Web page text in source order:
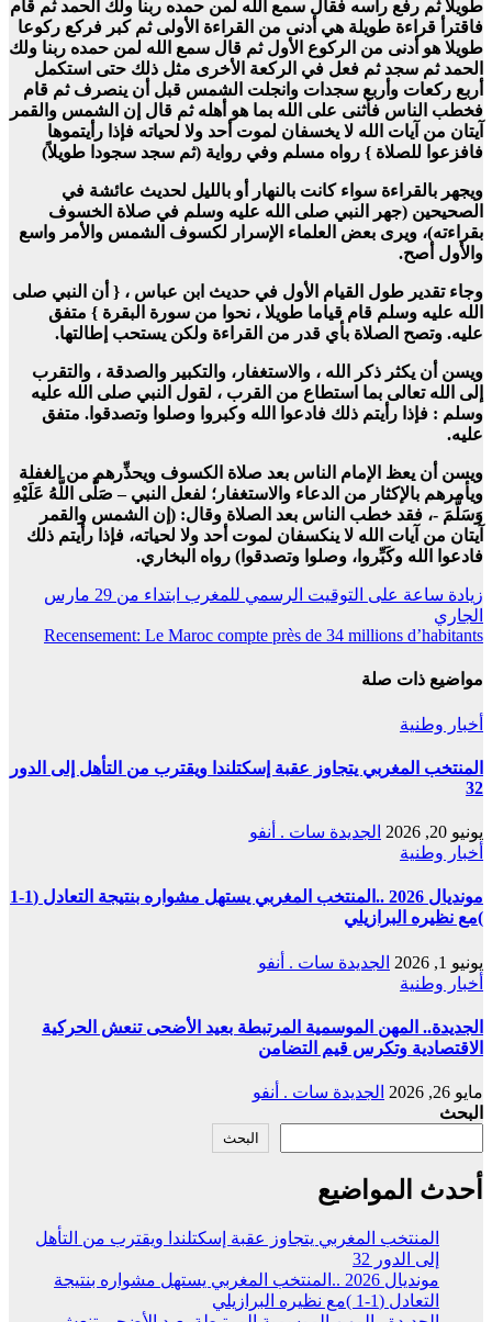
طويلا ثم رفع رأسه فقال سمع الله لمن حمده ربنا ولك الحمد ثم قام
فاقترأ قراءة طويلة هي أدنى من القراءة الأولى ثم كبر فركع ركوعا
طويلا هو أدنى من الركوع الأول ثم قال سمع الله لمن حمده ربنا ولك
الحمد ثم سجد ثم فعل في الركعة الأخرى مثل ذلك حتى استكمل
أربع ركعات وأربع سجدات وانجلت الشمس قبل أن ينصرف ثم قام
فخطب الناس فأثنى على الله بما هو أهله ثم قال إن الشمس والقمر
آيتان من آيات الله لا يخسفان لموت أحد ولا لحياته فإذا رأيتموها
فافزعوا للصلاة } رواه مسلم وفي رواية (ثم سجد سجودا طويلاً)
ويجهر بالقراءة سواء كانت بالنهار أو بالليل لحديث عائشة في
الصحيحين (جهر النبي صلى الله عليه وسلم في صلاة الخسوف
بقراءته)، ويرى بعض العلماء الإسرار لكسوف الشمس والأمر واسع
والأول أصح.
وجاء تقدير طول القيام الأول في حديث ابن عباس ، { أن النبي صلى
الله عليه وسلم قام قياما طويلا ، نحوا من سورة البقرة } متفق
عليه. وتصح الصلاة بأي قدر من القراءة ولكن يستحب إطالتها.
ويسن أن يكثر ذكر الله ، والاستغفار، والتكبير والصدقة ، والتقرب
إلى الله تعالى بما استطاع من القرب ، لقول النبي صلى الله عليه
وسلم : فإذا رأيتم ذلك فادعوا الله وكبروا وصلوا وتصدقوا. متفق
عليه.
ويسن أن يعظ الإمام الناس بعد صلاة الكسوف ويحذِّرهم من الغفلة
ويأمرهم بالإكثار من الدعاء والاستغفار؛ لفعل النبي – صَلَّى اللَّهُ عَلَيْهِ
وَسَلَّمَ -، فقد خطب الناس بعد الصلاة وقال: (إن الشمس والقمر
آيتان من آيات الله لا ينكسفان لموت أحد ولا لحياته، فإذا رأيتم ذلك
فادعوا الله وكَبِّروا، وصلوا وتصدقوا) رواه البخاري.
تصفّح
المقالات
زيادة ساعة على التوقيت الرسمي للمغرب ابتداء من 29 مارس
الجاري
Recensement: Le Maroc compte près de 34 millions d’habitants
مواضيع ذات صلة
أخبار وطنية
المنتخب المغربي يتجاوز عقبة إسكتلندا ويقترب من التأهل إلى الدور
32
يونيو 20, 2026
الجديدة سات . أنفو
أخبار وطنية
مونديال 2026 ..المنتخب المغربي يستهل مشواره بنتيجة التعادل (1-1
)مع نظيره البرازيلي
يونيو 1, 2026
الجديدة سات . أنفو
أخبار وطنية
الجديدة.. المهن الموسمية المرتبطة بعيد الأضحى تنعش الحركية
الاقتصادية وتكرس قيم التضامن
مايو 26, 2026
الجديدة سات . أنفو
البحث
البحث
أحدث المواضيع
المنتخب المغربي يتجاوز عقبة إسكتلندا ويقترب من التأهل
إلى الدور 32
مونديال 2026 ..المنتخب المغربي يستهل مشواره بنتيجة
التعادل (1-1 )مع نظيره البرازيلي